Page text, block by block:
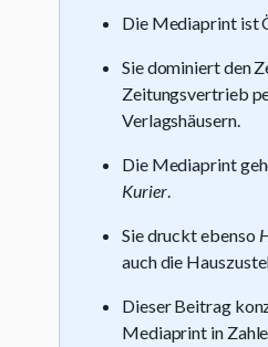
Die Mediaprint ist
Sie dominiert den
Zeitungsvertrieb
Verlagshäusern.
Die Mediaprint
Kurier.
Sie druckt ebenso
auch die
Dieser Beitrag
Mediaprint in